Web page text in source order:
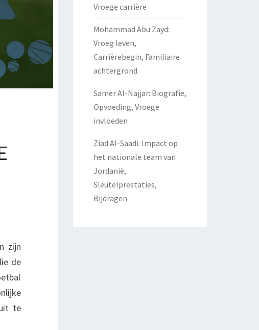
zijn
de
te
Vroege carrière
Mohammad Abu Zayd:
Vroeg leven,
Carrièrebegin, Familiaire
achtergrond
Samer Al-Najjar: Biografie,
Opvoeding, Vroege
invloeden
Ziad Al-Saadi: Impact op
het nationale team van
Jordanië,
Sleutelprestaties,
Bijdragen